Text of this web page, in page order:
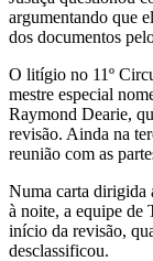
argumentando que
dos documentos
O litígio no 11º
mestre especial
Raymond Dearie,
revisão. Ainda na
reunião com as
Numa carta dirigida
à noite, a equipe de
início da revisão,
desclassificou.